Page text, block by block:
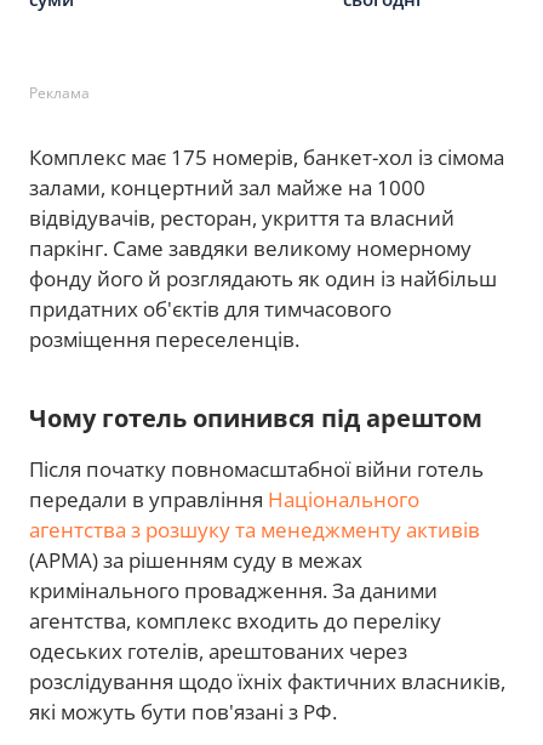
Реклама
Комплекс має 175 номерів, банкет-хол із сімома
залами, концертний зал майже на 1000
відвідувачів, ресторан, укриття та власний
паркінг. Саме завдяки великому номерному
фонду його й розглядають як один із найбільш
придатних об'єктів для тимчасового
розміщення переселенців.
Чому готель опинився під арештом
Після початку повномасштабної війни готель
передали в управління Національного
агентства з розшуку та менеджменту активів
(АРМА) за рішенням суду в межах
кримінального провадження. За даними
агентства, комплекс входить до переліку
одеських готелів, арештованих через
розслідування щодо їхніх фактичних власників,
які можуть бути пов'язані з РФ.